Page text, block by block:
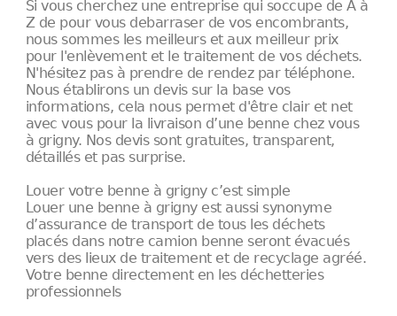
Si vous cherchez une entreprise qui soccupe de A à
Z de pour vous debarraser de vos encombrants,
nous sommes les meilleurs et aux meilleur prix
pour l'enlèvement et le traitement de vos déchets.
N'hésitez pas à prendre de rendez par téléphone.
Nous établirons un devis sur la base vos
informations, cela nous permet d'être clair et net
avec vous pour la livraison d’une benne chez vous
à grigny. Nos devis sont gratuites, transparent,
détaillés et pas surprise.
Louer votre benne à grigny c’est simple
Louer une benne à grigny est aussi synonyme
d’assurance de transport de tous les déchets
placés dans notre camion benne seront évacués
vers des lieux de traitement et de recyclage agréé.
Votre benne directement en les déchetteries
professionnels